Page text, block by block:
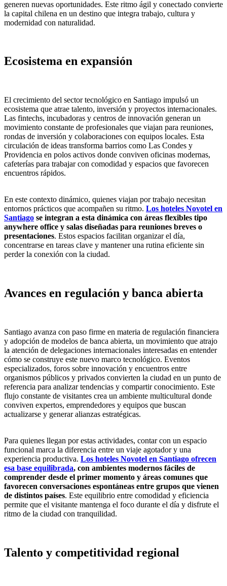
generen nuevas oportunidades. Este ritmo ágil y conectado convierte
la capital chilena en un destino que integra trabajo, cultura y
modernidad con naturalidad.
Ecosistema en expansión
El crecimiento del sector tecnológico en Santiago impulsó un
ecosistema que atrae talento, inversión y proyectos internacionales.
Las fintechs, incubadoras y centros de innovación generan un
movimiento constante de profesionales que viajan para reuniones,
rondas de inversión y colaboraciones con equipos locales. Esta
circulación de ideas transforma barrios como Las Condes y
Providencia en polos activos donde conviven oficinas modernas,
cafeterías para trabajar con comodidad y espacios que favorecen
encuentros rápidos.
En este contexto dinámico, quienes viajan por trabajo necesitan
entornos prácticos que acompañen su ritmo. Los hoteles Novotel en
Santiago se integran a esta dinámica con áreas flexibles tipo
anywhere office y salas diseñadas para reuniones breves o
presentaciones. Estos espacios facilitan organizar el día,
concentrarse en tareas clave y mantener una rutina eficiente sin
perder la conexión con la ciudad.
Avances en regulación y banca abierta
Santiago avanza con paso firme en materia de regulación financiera
y adopción de modelos de banca abierta, un movimiento que atrajo
la atención de delegaciones internacionales interesadas en entender
cómo se construye este nuevo marco tecnológico. Eventos
especializados, foros sobre innovación y encuentros entre
organismos públicos y privados convierten la ciudad en un punto de
referencia para analizar tendencias y compartir conocimiento. Este
flujo constante de visitantes crea un ambiente multicultural donde
conviven expertos, emprendedores y equipos que buscan
actualizarse y generar alianzas estratégicas.
Para quienes llegan por estas actividades, contar con un espacio
funcional marca la diferencia entre un viaje agotador y una
experiencia productiva. Los hoteles Novotel en Santiago ofrecen
esa base equilibrada, con ambientes modernos fáciles de
comprender desde el primer momento y áreas comunes que
favorecen conversaciones espontáneas entre grupos que vienen
de distintos países. Este equilibrio entre comodidad y eficiencia
permite que el visitante mantenga el foco durante el día y disfrute el
ritmo de la ciudad con tranquilidad.
Talento y competitividad regional